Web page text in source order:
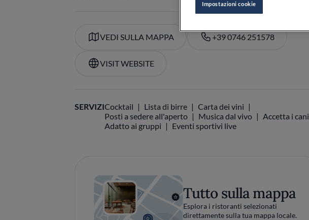
VEDI SULLA MAPPA +39 0746 251578
VISIT WEBSITE
SERVIZICocktail Lista di birre
Carta dei vini
Posti a sedere all'aperto
Musica dal vivo
Accetta i cani
Adatto ai gruppi
Eventi sportivi live
Tutto sulla mappa
Esplora i ristoranti selezionati
direttamente sulla tua mappa locale.
Impostazioni cookie